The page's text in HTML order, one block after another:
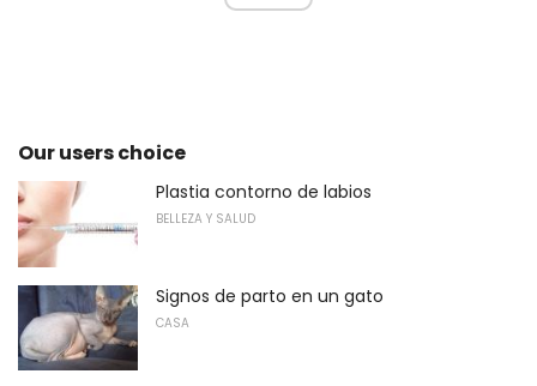
Our users choice
Plastia contorno de labios
BELLEZA Y SALUD
Signos de parto en un gato
CASA